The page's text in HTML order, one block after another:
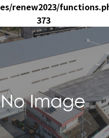
renew2023/
373